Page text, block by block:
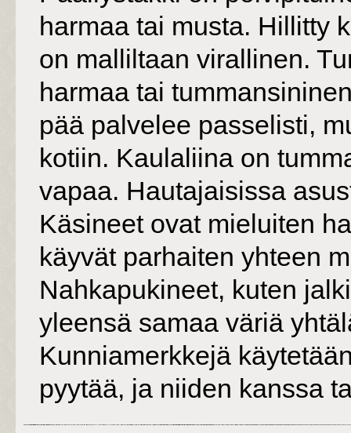
harmaa tai musta. Hillitty
on malliltaan virallinen.
harmaa tai
pää palvelee passelisti,
kotiin. Kaulaliina on
vapaa. Hautajaisissa
Käsineet ovat mieluiten
käyvät parhaiten yhteen
Nahkapukineet, kuten
yleensä samaa väriä
Kunniamerkkejä
pyytää, ja niiden kanssa